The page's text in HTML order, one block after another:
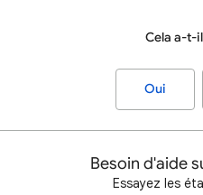
Cela a-t-
Oui
Besoin d'aide
Essayez les